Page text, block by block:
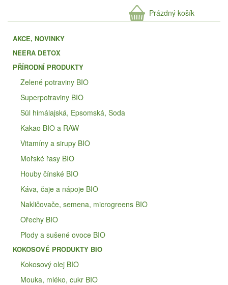
Prázdný košík
AKCE, NOVINKY
NEERA DETOX
PŘÍRODNÍ PRODUKTY
Zelené potraviny BIO
Superpotraviny BIO
Sůl himálajská, Epsomská, Soda
Kakao BIO a RAW
Vitamíny a sirupy BIO
Mořské řasy BIO
Houby čínské BIO
Káva, čaje a nápoje BIO
Nakličovače, semena, microgreens BIO
Ořechy BIO
Plody a sušené ovoce BIO
KOKOSOVÉ PRODUKTY BIO
Kokosový olej BIO
Mouka, mléko, cukr BIO